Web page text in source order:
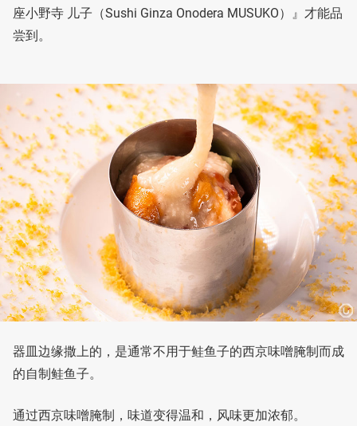
座小野寺 儿子（Sushi Ginza Onodera MUSUKO）』才能品
尝到。
器皿边缘撒上的，是通常不用于鲑鱼子的西京味噌腌制而成
的自制鲑鱼子。
通过西京味噌腌制，味道变得温和，风味更加浓郁。